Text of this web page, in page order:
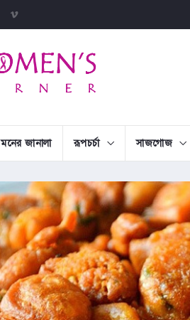
মনের জানালা রূপচর্চা সাজগোজ